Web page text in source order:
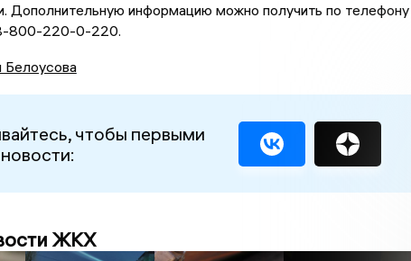
Дополнительную информацию можно получить по телефону
800-220-0-220.
Белоусова
чтобы первыми
ЖКХ